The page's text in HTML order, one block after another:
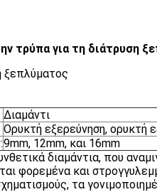
τρύπα για τη διάτρυση
ξεπλύματος
Διαμάντι
Ορυκτή εξερεύνηση, ορυκτή
9mm, 12mm, και 16mm
διαμάντια, που
φορεμένα και
τα